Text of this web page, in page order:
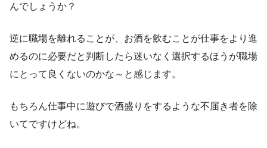
んでしょうか？
逆に職場を離れることが、お酒を飲むことが仕事をより進
めるのに必要だと判断したら迷いなく選択するほうが職場
にとって良くないのかな～と感じます。
もちろん仕事中に遊びで酒盛りをするような不届き者を除
いてですけどね。